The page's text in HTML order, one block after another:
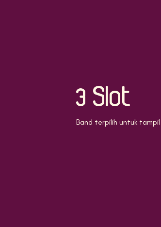
3 Slot
Band terpilih untuk tampil